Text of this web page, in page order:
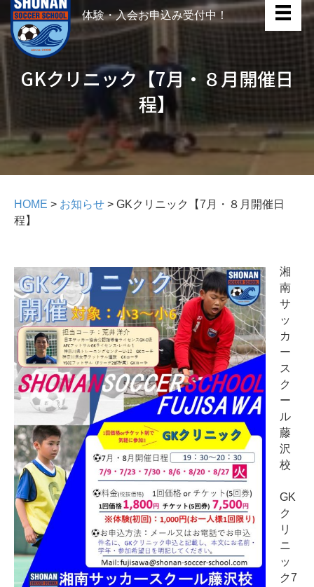
体験・入会お申込み受付中！
GKクリニック【7月・８月開催日
程】
HOME > お知らせ > GKクリニック【7月・８月開催日
程】
湘
南
サ
ッ
カ
ー
ス
ク
ー
ル
藤
沢
校
GK
ク
リ
ニ
ッ
ク7